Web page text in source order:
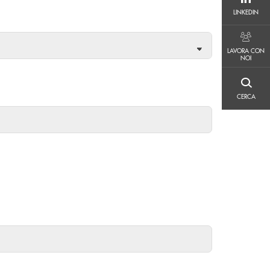
LINKEDIN
LAVORA CON
NOI
LAVORA CON NOI
CERCA